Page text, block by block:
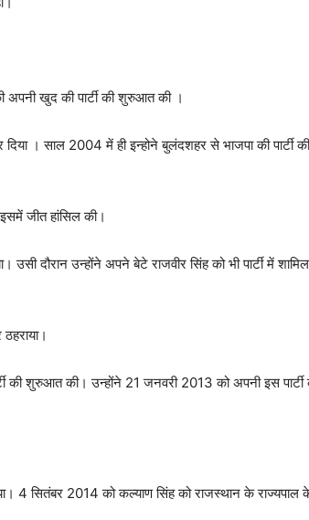
अपनी खुद की पार्टी की शुरुआत की ।
दिया । साल 2004 में ही इन्होने बुलंदशहर से भाजपा की पार्टी
जीत हांसिल की।
उसी दौरान उन्होंने अपने बेटे राजवीर सिंह को भी पार्टी में
की शुरुआत की। उन्होंने 21 जनवरी 2013 को अपनी इस पार्टी
4 सितंबर 2014 को कल्याण सिंह को राजस्थान के